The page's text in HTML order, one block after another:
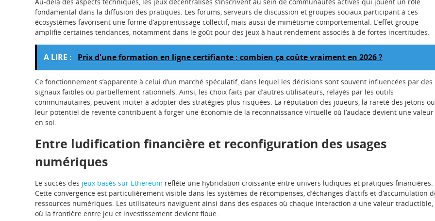
fondamental dans la diffusion des pratiques. Les forums, serveurs de discussion et groupes sociaux participant à ces
écosystèmes favorisent une forme d’apprentissage collectif, mais aussi de mimétisme comportemental. L’effet groupe
amplifie certaines tendances, notamment dans le goût pour des jeux à haut rendement associés à de fortes incertitudes.
A LIRE : Prix d'une formation en ligne certifiante : combien ça coûte vraiment en 2026 ?
Ce fonctionnement s’apparente à celui d’un marché spéculatif, dans lequel les décisions sont souvent influencées par des
signaux faibles ou partiellement rationnels. Ainsi, les choix faits par d’autres utilisateurs, relayés par les outils
communautaires, peuvent inciter à adopter des stratégies plus risquées. La réputation des joueurs, la rareté des jetons ou
leur potentiel de revente contribuent à forger une économie de la reconnaissance virtuelle où l’audace devient une valeur
en soi.
Entre ludification financière et reconfiguration des usages
numériques
Le succès des jeux basés sur Ethereum reflète une hybridation croissante entre univers ludiques et pratiques financières.
Cette convergence est particulièrement visible dans les systèmes de récompenses, d’échanges d’actifs et d’accumulation
ressources numériques. Les utilisateurs naviguent ainsi dans des espaces où chaque interaction a une valeur traductible,
où la frontière entre jeu et investissement devient floue.